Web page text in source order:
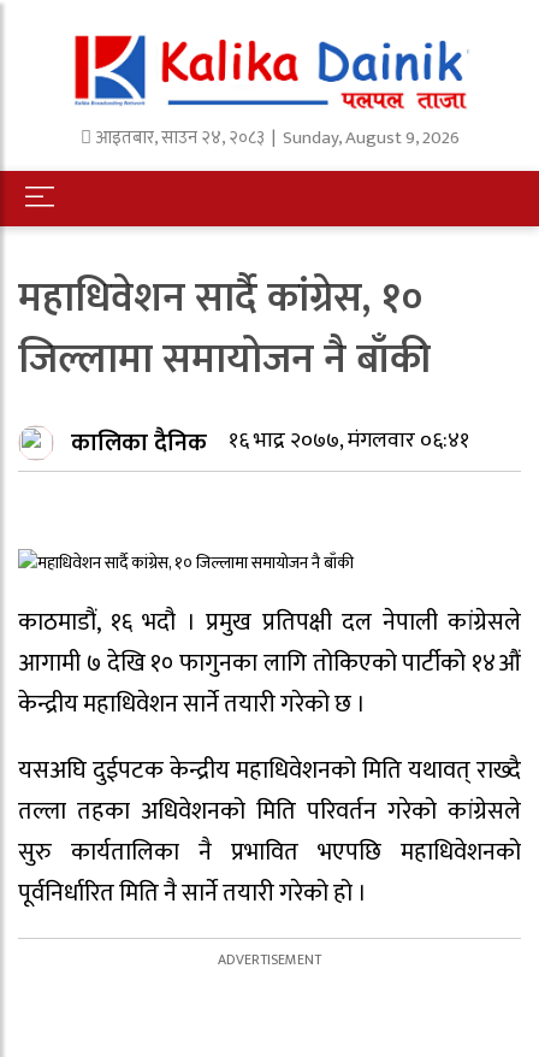
आइतबार,साउन२४,२०८३ | Sunday, August 9, 2026
महाधिवेशन सार्दै कांग्रेस, १०
जिल्लामा समायोजन नै बाँकी
कालिका दैनिक १६ भाद्र २०७७, मंगलवार ०६:४१
काठमाडौं, १६ भदौ । प्रमुख प्रतिपक्षी दल नेपाली कांग्रेसले
आगामी ७ देखि १० फागुनका लागि तोकिएको पार्टीको १४औं
केन्द्रीय महाधिवेशन सार्ने तयारी गरेको छ ।
यसअघि दुईपटक केन्द्रीय महाधिवेशनको मिति यथावत् राख्दै
तल्ला तहका अधिवेशनको मिति परिवर्तन गरेको कांग्रेसले
सुरु कार्यतालिका नै प्रभावित भएपछि महाधिवेशनको
पूर्वनिर्धारित मिति नै सार्ने तयारी गरेको हो ।